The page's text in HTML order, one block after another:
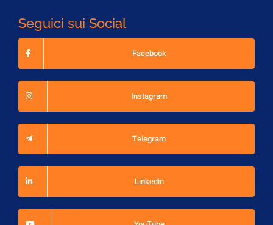
Seguici sui Social
Facebook
Instagram
Telegram
Linkedin